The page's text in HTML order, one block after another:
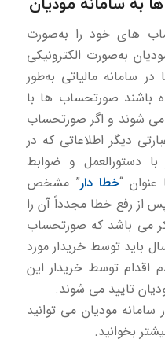
های خود را به‌صورت
به‌صورت الكترونیكی
سامانه مالیاتی به‌طور
صورتحساب ها با
می شوند و اگر صورتحساب
دیگر اطلاعاتی كه در
دستورالعمل و ضوابط
عنوان “خطا دار” مشخص
از رفع خطا مجدداً آن را
می باشد كه صورتحساب
باید توسط خریدار مورد
اقدام توسط خریدار این
تایید می شوند.
مودیان می توانید
بخوانید.